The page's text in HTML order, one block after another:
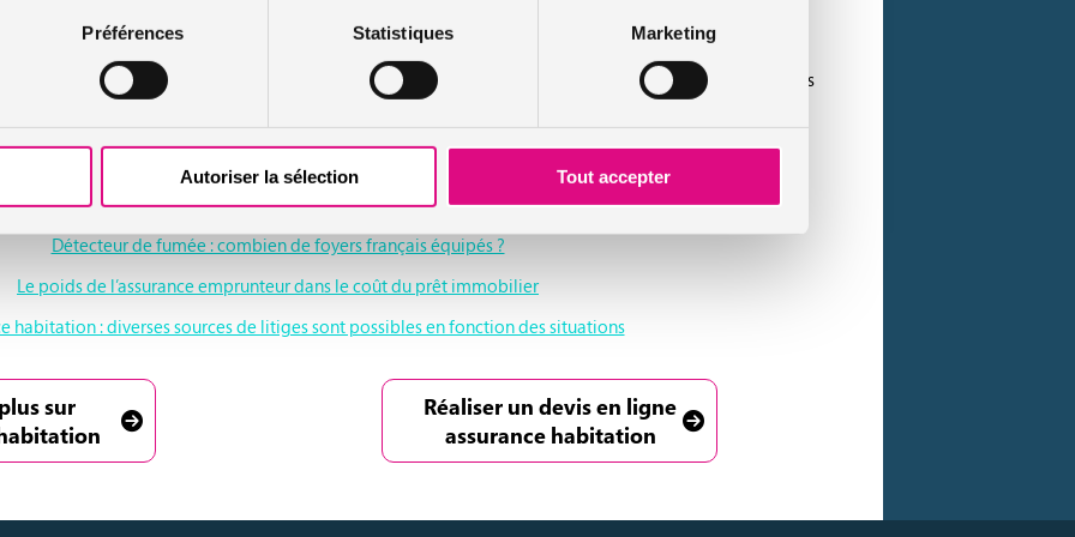
Préférences Statistiques Marketing
Autoriser la sélection Tout accepter
envisagée pour plus de sécurité
de s’équiper en objets connectés pour la maison dans le but de protéger leur domicile. C’est le cas
donc l’intérêt premier des français et le sujet pour lequel il voit en priorité les avancées permises par les
ont peu de succès pour le moment.
Détecteur de fumée : combien de foyers français équipés ?
Le poids de l’assurance emprunteur dans le coût du prêt immobilier
habitation : diverses sources de litiges sont possibles en fonction des situations
sur
Réaliser un devis en ligne
assurance habitation